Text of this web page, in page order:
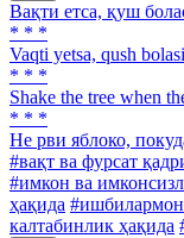
Вақти етса, қуш
* * *
Vaqti yetsa, qush
* * *
Shake the tree when
* * *
He рви яблоко,
#вақт ва фурсат
#имкон ва
ҳақида
калтабинлик ҳақида